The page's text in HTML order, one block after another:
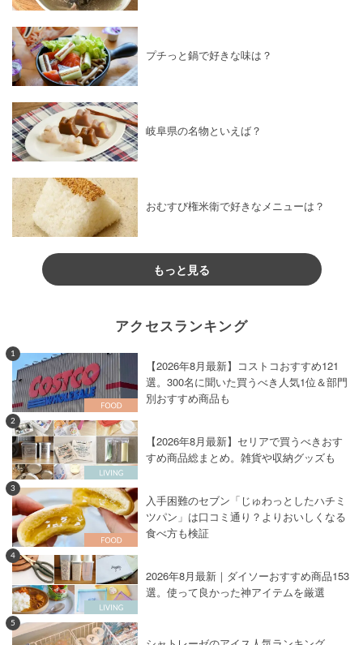
プチっと鍋で好きな味は？
岐阜県の名物といえば？
おむすび権米衛で好きなメニューは？
もっと見る
アクセスランキング
1
【2026年8月最新】コストコおすすめ121
選。300名に聞いた買うべき人気1位＆部門
別おすすめ商品も
2
【2026年8月最新】セリアで買うべきおす
すめ商品総まとめ。雑貨や収納グッズも
3
入手困難のセブン「じゅわっとしたハチミ
ツパン」は口コミ通り？よりおいしくなる
食べ方も検証
4
2026年8月最新｜ダイソーおすすめ商品153
選。使って良かった神アイテムを厳選
5